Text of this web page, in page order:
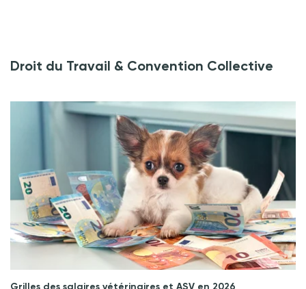
Droit du Travail & Convention Collective
Grilles des salaires vétérinaires et ASV en 2026